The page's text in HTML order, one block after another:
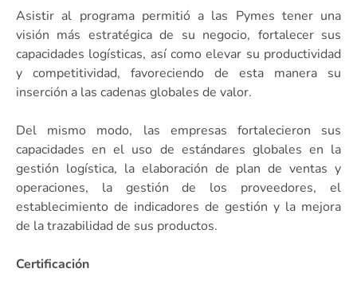
Asistir al programa permitió a las Pymes tener una
visión más estratégica de su negocio, fortalecer sus
capacidades logísticas, así como elevar su productividad
y competitividad, favoreciendo de esta manera su
inserción a las cadenas globales de valor.
Del mismo modo, las empresas fortalecieron sus
capacidades en el uso de estándares globales en la
gestión logística, la elaboración de plan de ventas y
operaciones, la gestión de los proveedores, el
establecimiento de indicadores de gestión y la mejora
de la trazabilidad de sus productos.
Certificación